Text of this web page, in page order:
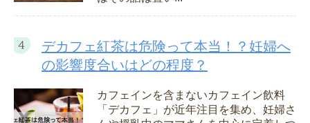
デカフェ紅茶は危険って本当！？妊婦へ
の影響度合いはどの程度？
カフェインを含まないカフェイン飲料
「デカフェ」が近年注目を集め、妊婦さ